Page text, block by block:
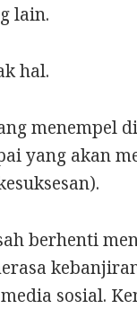
lain.
hal.
menempel
yang akan
berhenti
sosial.